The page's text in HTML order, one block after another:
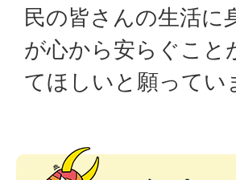
民の皆さんの生活に
が心から安らぐこと
てほしいと願ってい